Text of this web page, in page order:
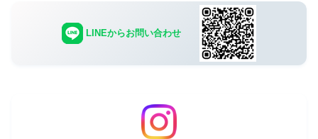
LINEからお問い合わせ